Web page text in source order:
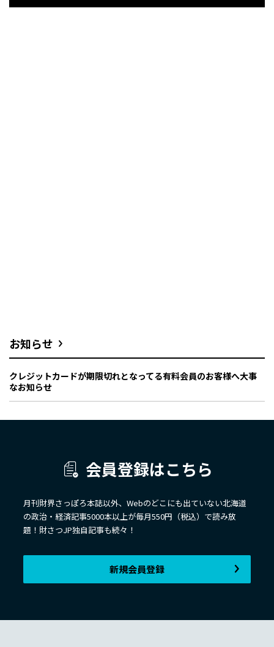
お知らせ
クレジットカードが期限切れとなってる有料会員のお客様へ大事
なお知らせ
会員登録はこちら
月刊財界さっぽろ本誌以外、Webのどこにも出ていない北海道
の政治・経済記事5000本以上が毎月550円（税込）で読み放
題！財さつJP独自記事も続々！
新規会員登録